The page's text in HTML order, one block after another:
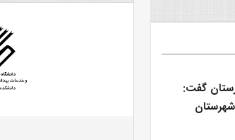
مراسم تجلیل از پرسنل اورژانس ۱۱۵ شهرستان گفت:
بیش از ۹ هزار عملیات امدادرسانی توسط ناوگان اورژانس ۱۱۵ شهرستان